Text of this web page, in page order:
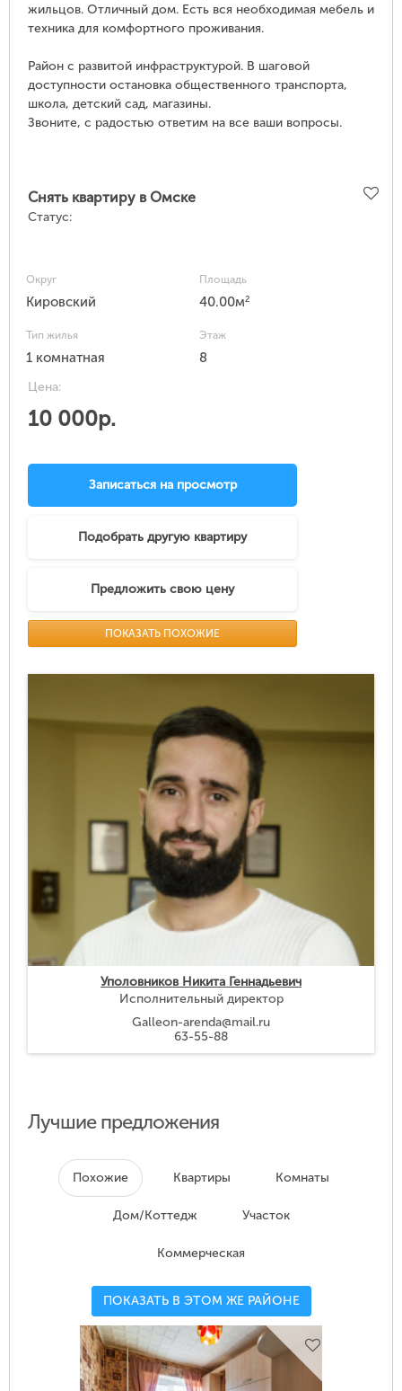
жильцов. Отличный дом. Есть вся необходимая мебель и
техника для комфортного проживания.
Район с развитой инфраструктурой. В шаговой
доступности остановка общественного транспорта,
школа, детский сад, магазины.
Звоните, с радостью ответим на все ваши вопросы.
Снять квартиру в Омске
Статус:
Округ
Кировский
Площадь
40.00м2
Тип жилья
1 комнатная
Этаж
8
Цена:
10 000р.
Записаться на просмотр
Подобрать другую квартиру
Предложить свою цену
ПОКАЗАТЬ ПОХОЖИЕ
Уполовников Никита Геннадьевич
Исполнительный директор
Galleon-arenda@mail.ru
63-55-88
Лучшие предложения
Похожие Квартиры Комнаты
Дом/Коттедж Участок
Коммерческая
ПОКАЗАТЬ В ЭТОМ ЖЕ РАЙОНЕ